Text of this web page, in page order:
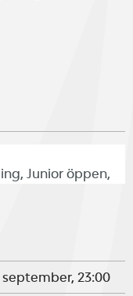
Junior öppen,
september, 23:00